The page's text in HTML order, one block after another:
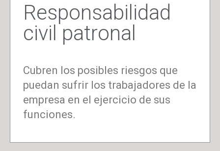
Responsabilidad
civil patronal
Cubren los posibles riesgos que
puedan sufrir los trabajadores de la
empresa en el ejercicio de sus
funciones.